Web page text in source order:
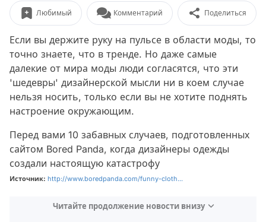
Любимый Комментарий Поделиться
Если вы держите руку на пульсе в области моды, то
точно знаете, что в тренде. Но даже самые
далекие от мира моды люди согласятся, что эти
'шедевры' дизайнерской мысли ни в коем случае
нельзя носить, только если вы не хотите поднять
настроение окружающим.
Перед вами 10 забавных случаев, подготовленных
сайтом Bored Panda, когда дизайнеры одежды
создали настоящую катастрофу
Источник: http://www.boredpanda.com/funny-cloth...
Читайте продолжение новости внизу